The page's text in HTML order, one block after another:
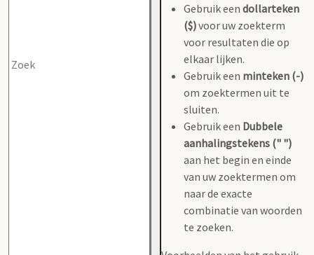
Gebruik een dollarteken
($)voor uw zoekterm
voor resultaten die op
elkaar lijken.
Gebruik een minteken (-)
om zoektermen uit te
sluiten.
Gebruik een Dubbele
aanhalingstekens (" ")
aan het begin en einde
van uw zoektermen om
naar de exacte
combinatie van woorden
te zoeken.